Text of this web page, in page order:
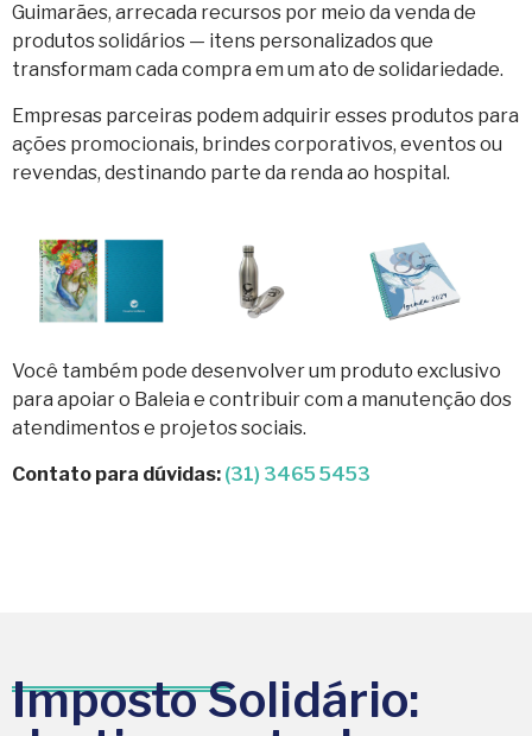
Guimarães, arrecada recursos por meio da venda de
produtos solidários — itens personalizados que
transformam cada compra em um ato de solidariedade.
Empresas parceiras podem adquirir esses produtos para
ações promocionais, brindes corporativos, eventos ou
revendas, destinando parte da renda ao hospital.
Você também pode desenvolver um produto exclusivo
para apoiar o Baleia e contribuir com a manutenção dos
atendimentos e projetos sociais.
Contato para dúvidas: (31) 3465 5453
Imposto Solidário: